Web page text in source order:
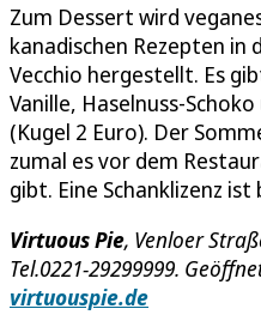
Zum Dessert wird
kanadischen Rezepten in
Vecchio hergestellt. Es
Vanille, Haselnuss-
(Kugel 2 Euro). Der
zumal es vor dem
gibt. Eine Schanklizenz
Virtuous Pie, Venloer
Tel.0221-29299999.
virtuouspie.de